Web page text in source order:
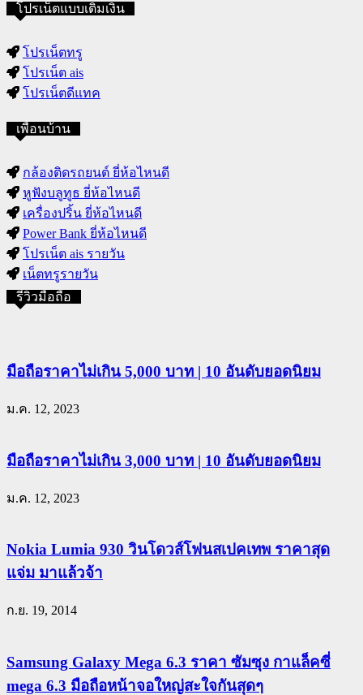
โปรเน็ตแบบเติมเงิน
โปรเน็ตทรู
โปรเน็ต ais
โปรเน็ตดีแทค
เพื่อนบ้าน
กล้องติดรถยนต์ ยี่ห้อไหนดี
หูฟังบลูทูธ ยี่ห้อไหนดี
เครื่องปริ้น ยี่ห้อไหนดี
Power Bank ยี่ห้อไหนดี
โปรเน็ต ais รายวัน
เน็ตทรูรายวัน
รีวิวมือถือ
มือถือราคาไม่เกิน 5,000 บาท | 10 อันดับยอดนิยม
ม.ค. 12, 2023
มือถือราคาไม่เกิน 3,000 บาท | 10 อันดับยอดนิยม
ม.ค. 12, 2023
Nokia Lumia 930 วินโดวส์โฟนสเปคเทพ ราคาสุด
แจ่ม มาแล้วจ้า
ก.ย. 19, 2014
Samsung Galaxy Mega 6.3 ราคา ซัมซุง กาแล็คซี่
mega 6.3 มือถือหน้าจอใหญ่สะใจกันสุดๆ